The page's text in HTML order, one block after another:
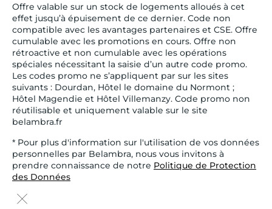
Offre valable sur un stock de logements alloués à cet
effet jusqu’à épuisement de ce dernier. Code non
compatible avec les avantages partenaires et CSE. Offre
cumulable avec les promotions en cours. Offre non
rétroactive et non cumulable avec les opérations
spéciales nécessitant la saisie d’un autre code promo.
Les codes promo ne s’appliquent par sur les sites
suivants : Dourdan, Hôtel le domaine du Normont ;
Hôtel Magendie et Hôtel Villemanzy. Code promo non
réutilisable et uniquement valable sur le site
belambra.fr
* Pour plus d'information sur l'utilisation de vos données
personnelles par Belambra, nous vous invitons à
prendre connaissance de notre Politique de Protection
des Données